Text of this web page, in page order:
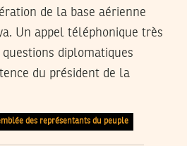
de la base aérienne
Un appel téléphonique très
diplomatiques
du président de la
des représentants du peuple